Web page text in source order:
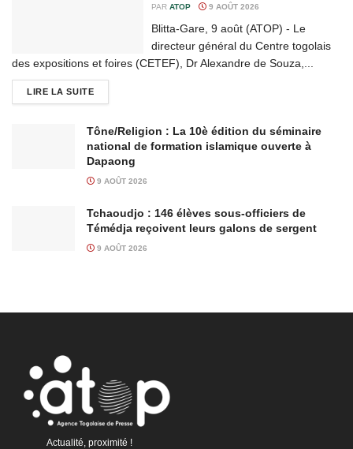
PAR ATOP 9 AOÛT 2026
Blitta-Gare, 9 août (ATOP) - Le
directeur général du Centre togolais
des expositions et foires (CETEF), Dr Alexandre de Souza,...
LIRE LA SUITE
Tône/Religion : La 10è édition du séminaire
national de formation islamique ouverte à
Dapaong
9 AOÛT 2026
Tchaoudjo : 146 élèves sous-officiers de
Témédja reçoivent leurs galons de sergent
9 AOÛT 2026
Actualité, proximité !